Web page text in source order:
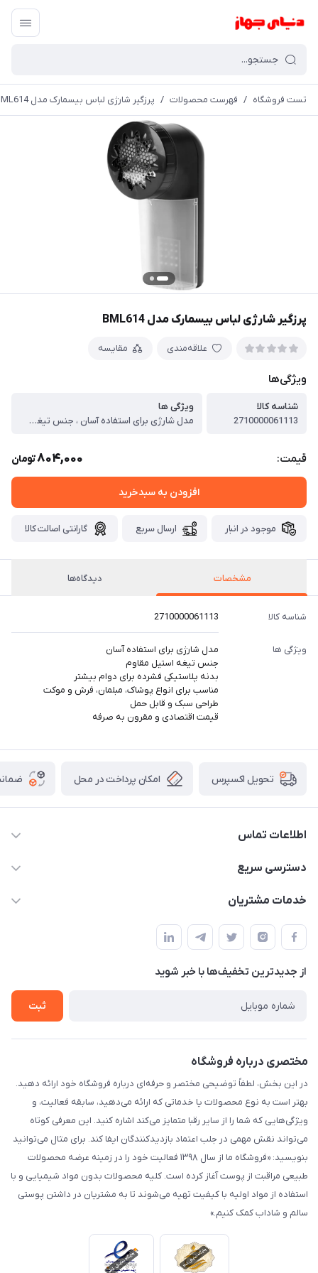
تست فروشگاه / فهرست محصولات / پرزگیر شارژی لباس بیسمارک مدل BML614
پرزگیر شارژی لباس بیسمارک مدل BML614
علاقه‌مندی مقایسه
ویژگی‌ها
شناسه کالا
2710000061113
ویژگی ها
مدل شارژی برای استفاده آسان ، جنس تیغه استیل مقاوم ، بدنه پلاستیکی فشرده برای دوام بیشتر ، مناسب برای انواع پوشاک، مبلمان، فرش و موکت ، طراحی سبک و قابل حمل ، قیمت اقتصادی و مقرون به صرفه
قیمت: 804,000تومان
افزودن به سبدخرید
موجود در انبار ارسال سریع گارانتی اصالت کالا
مشخصات دیدگاه‌ها
شناسه کالا 2710000061113
ویژگی ها
مدل شارژی برای استفاده آسان
جنس تیغه استیل مقاوم
بدنه پلاستیکی فشرده برای دوام بیشتر
مناسب برای انواع پوشاک، مبلمان، فرش و موکت
طراحی سبک و قابل حمل
قیمت اقتصادی و مقرون به صرفه
تحویل اکسپرس امکان پرداخت در محل
اطلاعات تماس
۰۲۱۰۰۰۰۰۰۰۰
دسترسی سریع
حساب کاربری
لیست محصولات
درباره ما
خدمات مشتریان
قوانین و مقررات
حریم خصوصی
راهنما
از جدید‌ترین تخفیف‌ها با‌ خبر شوید
ثبت
مختصری درباره فروشگاه
در این بخش، لطفاً توضیحی مختصر و حرفه‌ای درباره فروشگاه خود ارائه دهید.
بهتر است به نوع محصولات یا خدماتی که ارائه می‌دهید، سابقه فعالیت، و
ویژگی‌هایی که شما را از سایر رقبا متمایز می‌کند اشاره کنید. این معرفی کوتاه
می‌تواند نقش مهمی در جلب اعتماد بازدیدکنندگان ایفا کند. برای مثال می‌توانید
بنویسید: «فروشگاه ما از سال ۱۳۹۸ فعالیت خود را در زمینه عرضه محصولات
طبیعی مراقبت از پوست آغاز کرده است. کلیه محصولات بدون مواد شیمیایی و با
استفاده از مواد اولیه با کیفیت تهیه می‌شوند تا به مشتریان در داشتن پوستی
سالم و شاداب کمک کنیم.»